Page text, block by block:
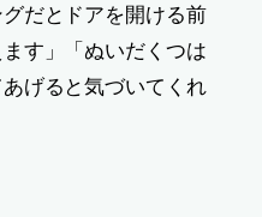
だとドアを開ける前
す」「ぬいだくつは
げると気づいてくれ